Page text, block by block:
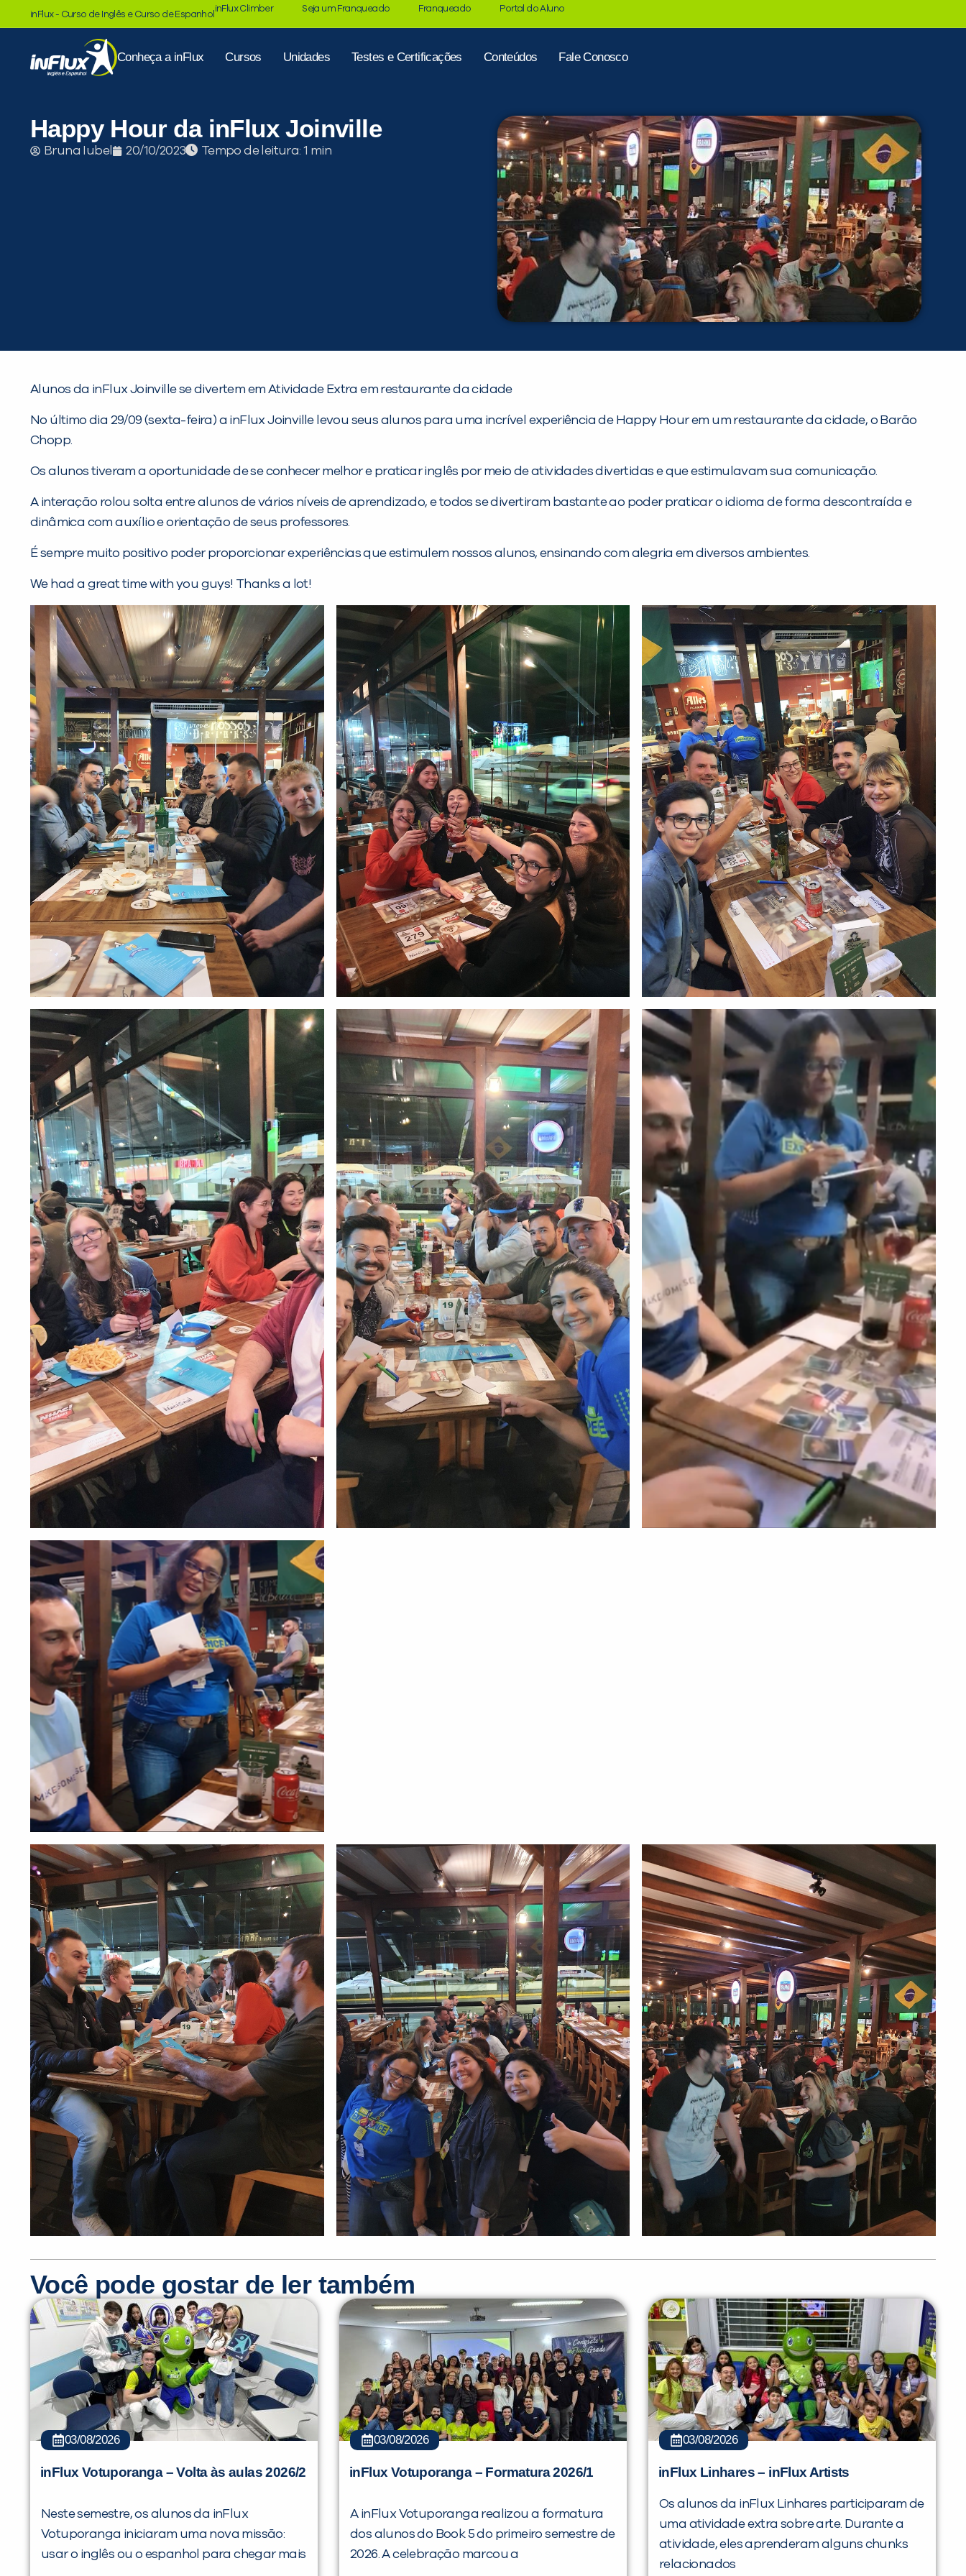
inFlux - Curso de Inglês e Curso de Espanhol
inFlux Climber Seja um Franqueado Franqueado Portal do Aluno
Conheça a inFlux Cursos Unidades Testes e Certificações Conteúdos Fale Conosco
Happy Hour da inFlux Joinville
Bruna Iubel 20/10/2023 Tempo de leitura:
Alunos da inFlux Joinville se divertem em Atividade Extra em restaurante da cidade
No último dia 29/09 (sexta-feira) a inFlux Joinville levou seus alunos para uma incrível experiência de Happy Hour em um restaurante da cidade, o Barão
Chopp.
Os alunos tiveram a oportunidade de se conhecer melhor e praticar inglês por meio de atividades divertidas e que estimulavam sua comunicação.
A interação rolou solta entre alunos de vários níveis de aprendizado, e todos se divertiram bastante ao poder praticar o idioma de forma descontraída e
dinâmica com auxílio e orientação de seus professores.
É sempre muito positivo poder proporcionar experiências que estimulem nossos alunos, ensinando com alegria em diversos ambientes.
We had a great time with you guys! Thanks a lot!
Você pode gostar de ler também
03/08/2026
inFlux Votuporanga – Volta às aulas 2026/2
Neste semestre, os alunos da inFlux
Votuporanga iniciaram uma nova missão:
usar o inglês ou o espanhol para chegar mais
03/08/2026
inFlux Votuporanga – Formatura 2026/1
A inFlux Votuporanga realizou a formatura
dos alunos do Book 5 do primeiro semestre de
2026. A celebração marcou a
03/08/2026
inFlux Linhares – inFlux Artists
Os alunos da inFlux Linhares participaram de
uma atividade extra sobre arte. Durante a
atividade, eles aprenderam alguns chunks
relacionados
PEÇA UMA DEMONSTRAÇÃO DE MÉTODO